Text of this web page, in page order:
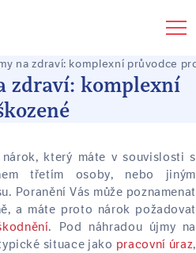
zdraví: komplexní
na zdraví: komplexní průvodce
který máte v souvislosti s
třetím osoby, nebo jiným
Poranění Vás může poznamenat
a máte proto nárok požadovat
. Pod náhradou újmy na
situace jako pracovní úraz,